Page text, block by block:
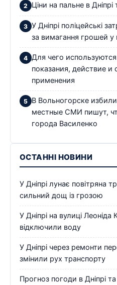
Ціни на пальне в
У Дніпрі поліцейські
за вимагання грошей у
Для чего
показания, действие и
применения
В Вольногорске
местные СМИ пишут,
города Василенко
ОСТАННІ НОВИНИ
У Дніпрі лунає повітряна
сильний дощ із грозою
У Дніпрі на вулиці
відключили воду
У Дніпрі через ремонти
змінили рух транспорту
Прогноз погоди в Дніпрі